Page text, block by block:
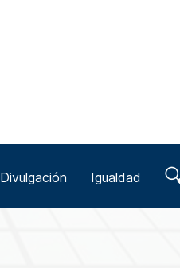
Divulgación Igualdad